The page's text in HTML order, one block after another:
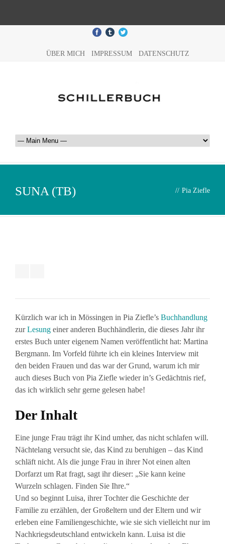
ÜBER MICH IMPRESSUM DATENSCHUTZ
SUNA (TB) // Pia Ziefle
Kürzlich war ich in Mössingen in Pia Ziefle’s Buchhandlung
zurLesung einer anderen Buchhändlerin, die dieses Jahr ihr
erstes Buch unter eigenem Namen veröffentlicht hat: Martina
Bergmann. Im Vorfeld führte ich ein kleines Interview mit
den beiden Frauen und das war der Grund, warum ich mir
auch dieses Buch von Pia Ziefle wieder in’s Gedächtnis rief,
das ich wirklich sehr gerne gelesen habe!
Der Inhalt
Eine junge Frau trägt ihr Kind umher, das nicht schlafen will.
Nächtelang versucht sie, das Kind zu beruhigen – das Kind
schläft nicht. Als die junge Frau in ihrer Not einen alten
Dorfarzt um Rat fragt, sagt ihr dieser: „Sie kann keine
Wurzeln schlagen. Finden Sie Ihre.“
Und so beginnt Luisa, ihrer Tochter die Geschichte der
Familie zu erzählen, der Großeltern und der Eltern und wir
erleben eine Familiengeschichte, wie sie sich vielleicht nur im
Nachkriegsdeutschland entwickeln kann. Luisa ist die